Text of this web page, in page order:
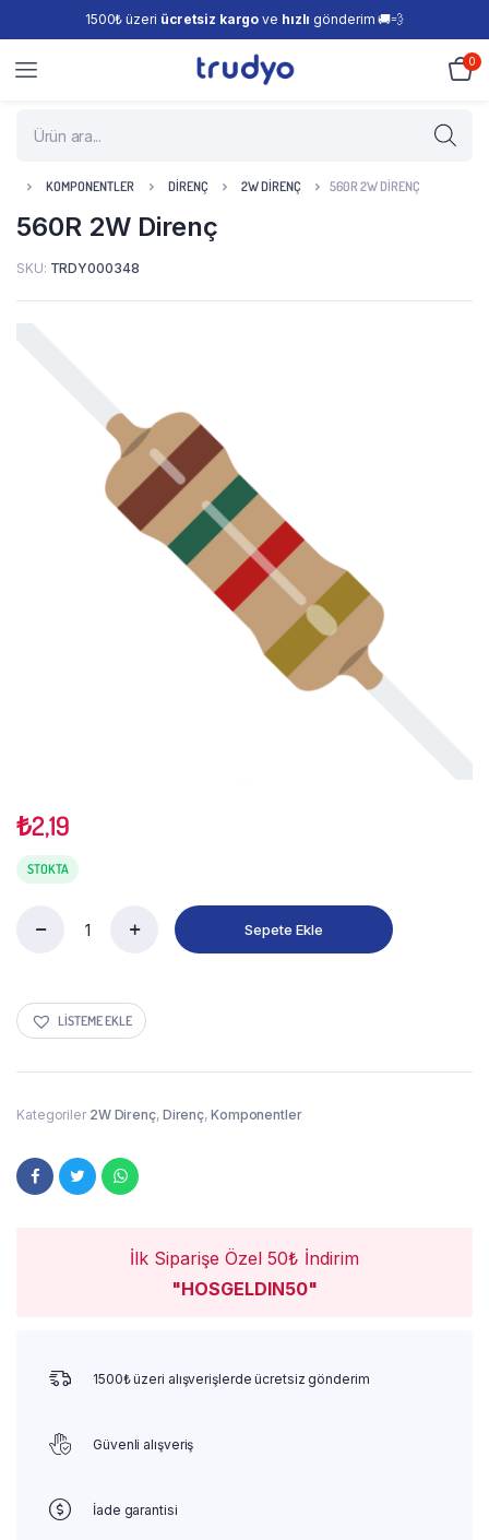
1500₺ üzeri ücretsiz kargo ve hızlı gönderim 🚚💨
0
KOMPONENTLER DIRENÇ 2W DIRENÇ 560R 2W DIRENÇ
560R 2W Direnç
SKU: TRDY000348
₺2,19
STOKTA
Sepete Ekle
LISTEME EKLE
Kategoriler 2W Direnç, Direnç, Komponentler
İlk Siparişe Özel 50₺ İndirim
"HOSGELDIN50"
1500₺ üzeri alışverişlerde ücretsiz gönderim
Güvenli alışveriş
İade garantisi